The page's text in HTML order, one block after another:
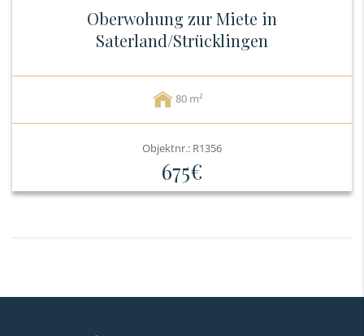
Oberwohung zur Miete in
Saterland/Strücklingen
80
Objektnr.: R1356
675€